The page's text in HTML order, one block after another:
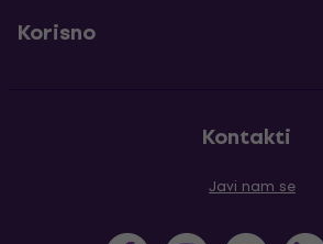
Korisno
Kontakti
Javi nam se